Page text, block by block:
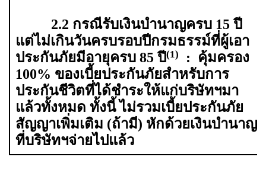
2.2 กรณีรับเงินบำนาญครบ 15 ปี
แต่ไม่เกินวันครบรอบปีกรมธรรม์ที่ผู้เอา
ประกันภัยมีอายุครบ 85 ปี(1)
: คุ้มครอง
100% ของเบี้ยประกันภัยสำหรับการ
ประกันชีวิตที่ได้ชำระให้แก่บริษัทฯมา
แล้วทั้งหมด ทั้งนี้ ไม่รวมเบี้ยประกันภัย
สัญญาเพิ่มเติม (ถ้ามี) หักด้วยเงินบำนาญ
ที่บริษัทฯจ่ายไปแล้ว